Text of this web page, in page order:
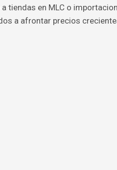
tiendas en MLC o
a afrontar precios